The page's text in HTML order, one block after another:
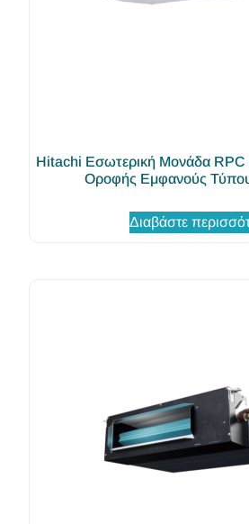
Hitachi Εσωτερική Μονάδα
Οροφής Εμφανούς
Διαβάστε